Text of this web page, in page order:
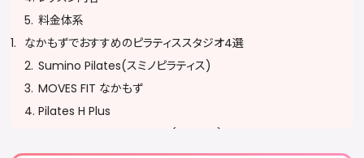
料金体系
なかもずでおすすめのピラティススタジオ4選
Sumino Pilates(スミノピラティス)
MOVES FIT なかもず
Pilates H Plus
Body Make Salon Kreayl(クレイル)